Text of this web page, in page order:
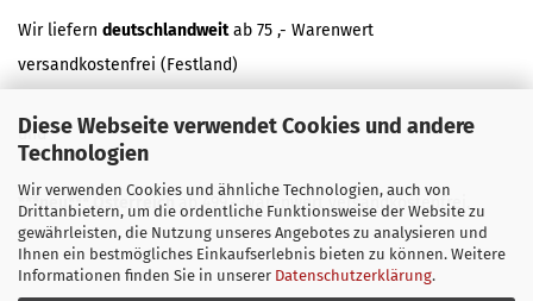
Diese Webseite verwendet Cookies und andere
Technologien
Wir verwenden Cookies und ähnliche Technologien, auch von
Drittanbietern, um die ordentliche Funktionsweise der Website zu
gewährleisten, die Nutzung unseres Angebotes zu analysieren und
Ihnen ein bestmögliches Einkaufserlebnis bieten zu können. Weitere
Informationen finden Sie in unserer Datenschutzerklärung.
Wir liefern deutschlandweitab 75 ,- Warenwert
versandkostenfrei (Festland)
und
***neu*** Österreich ab 499,- Warenwert versandkostenfrei.